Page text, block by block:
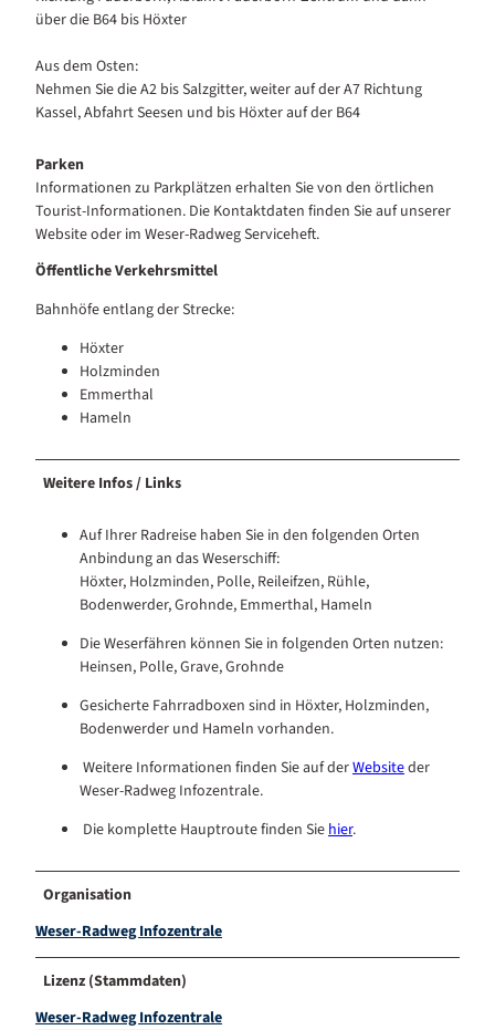
über die B64 bis Höxter
Aus dem Osten:
Nehmen Sie die A2 bis Salzgitter, weiter auf der A7 Richtung
Kassel, Abfahrt Seesen und bis Höxter auf der B64
Parken
Informationen zu Parkplätzen erhalten Sie von den örtlichen
Tourist-Informationen. Die Kontaktdaten finden Sie auf unserer
Website oder im Weser-Radweg Serviceheft.
Öffentliche Verkehrsmittel
Bahnhöfe entlang der Strecke:
Höxter
Holzminden
Emmerthal
Hameln
Weitere Infos / Links
Auf Ihrer Radreise haben Sie in den folgenden Orten
Anbindung an das Weserschiff:
Höxter, Holzminden, Polle, Reileifzen, Rühle,
Bodenwerder, Grohnde, Emmerthal, Hameln
Die Weserfähren können Sie in folgenden Orten nutzen:
Heinsen, Polle, Grave, Grohnde
Gesicherte Fahrradboxen sind in Höxter, Holzminden,
Bodenwerder und Hameln vorhanden.
Weitere Informationen finden Sie auf derWebsiteder
Weser-Radweg Infozentrale.
Die komplette Hauptroute finden Sie hier.
Organisation
Weser-Radweg Infozentrale
Lizenz (Stammdaten)
Weser-Radweg Infozentrale